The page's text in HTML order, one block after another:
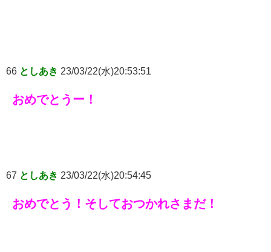
66 としあき 23/03/22(水)20:53:51
おめでとうー！
67 としあき 23/03/22(水)20:54:45
おめでとう！そしておつかれさまだ！